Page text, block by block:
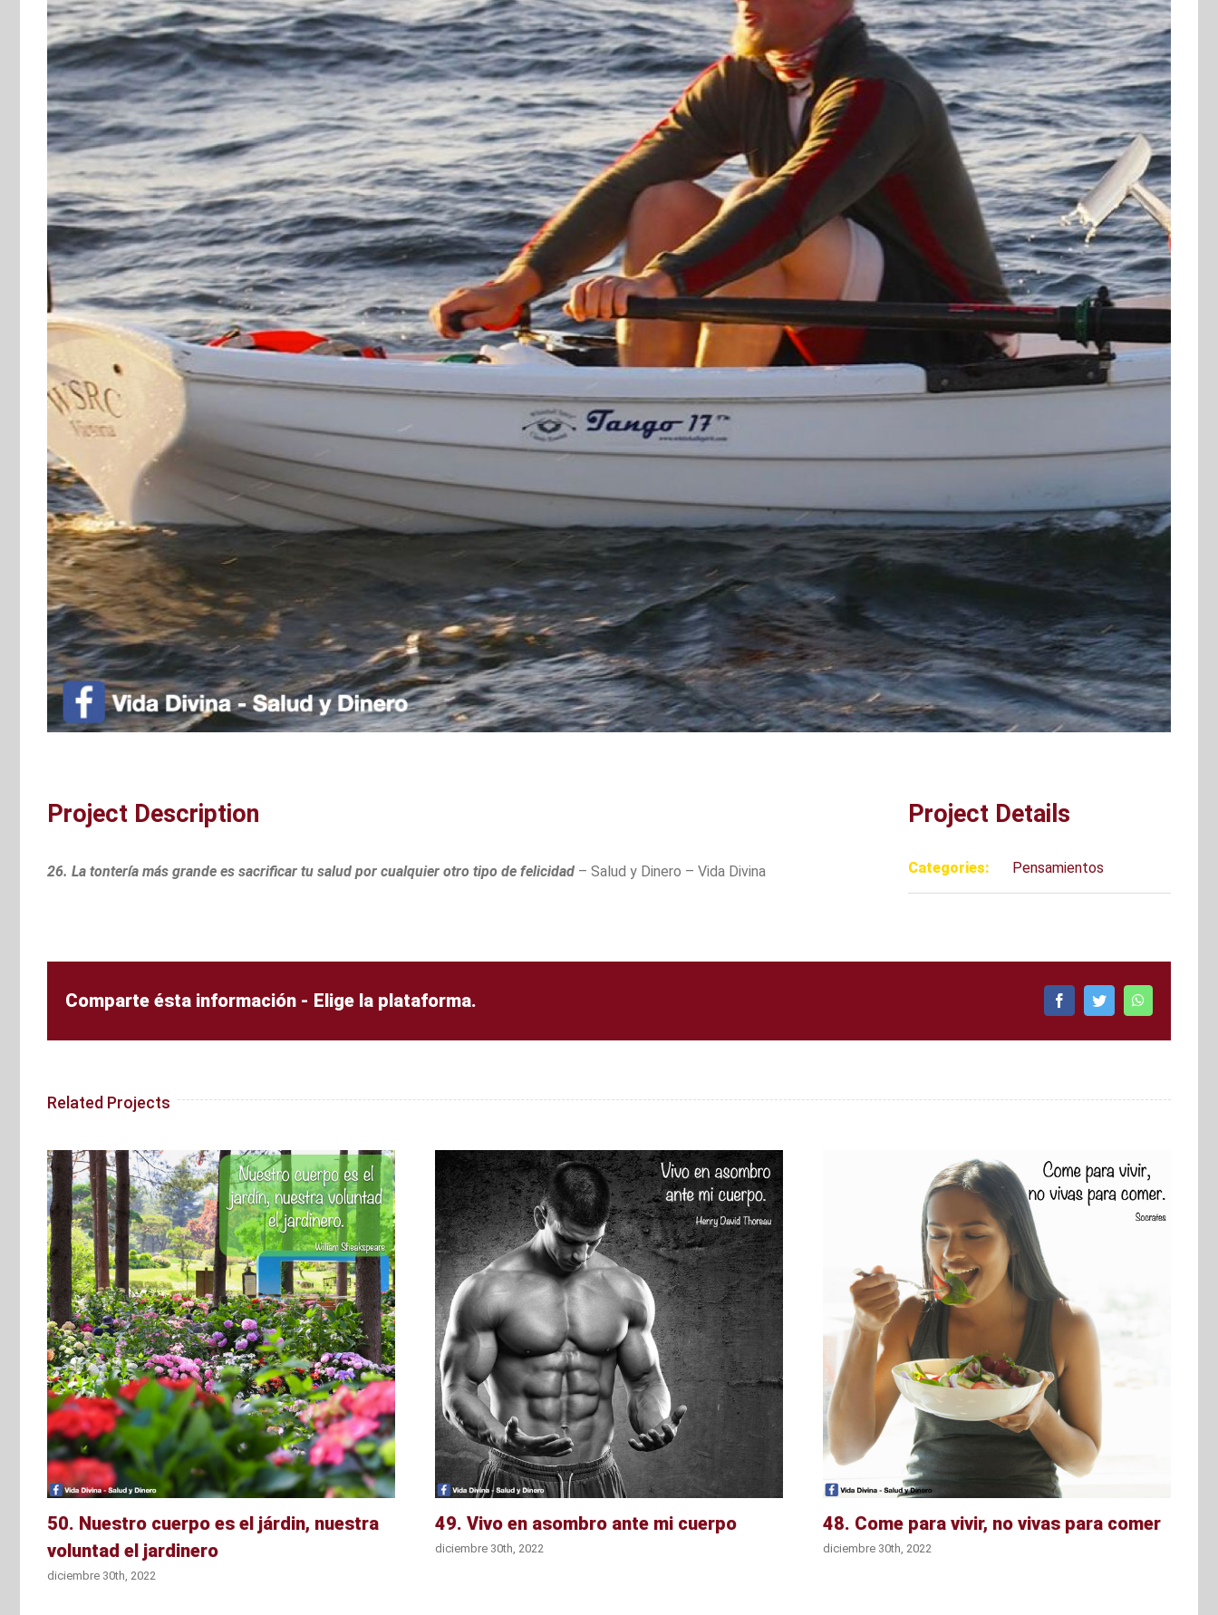
Project Description
26. La tontería más grande es sacrificar tu salud por cualquier otro tipo de felicidad – Salud y Dinero – Vida Divina
Project Details
Categories: Pensamientos
Comparte ésta información - Elige la plataforma. FacebookTwitterWhatsApp
Related Projects
50. Nuestro cuerpo es el járdin, nuestra
voluntad el jardinero
diciembre 30th, 2022
49. Vivo en asombro ante mi cuerpo
diciembre 30th, 2022
48. Come para vivir, no vivas para comer
diciembre 30th, 2022